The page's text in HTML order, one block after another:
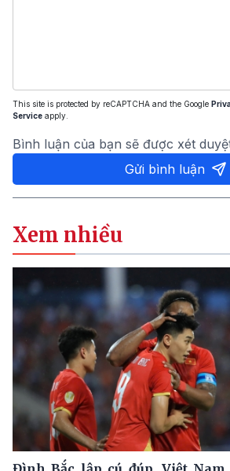
This site is protected by reCAPTCHA and the Google
Service apply.
Bình luận của bạn sẽ được xét
Gửi bình luận
Xem nhiều